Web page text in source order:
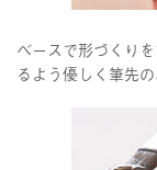
ベースで形づくり
るよう優しく筆先